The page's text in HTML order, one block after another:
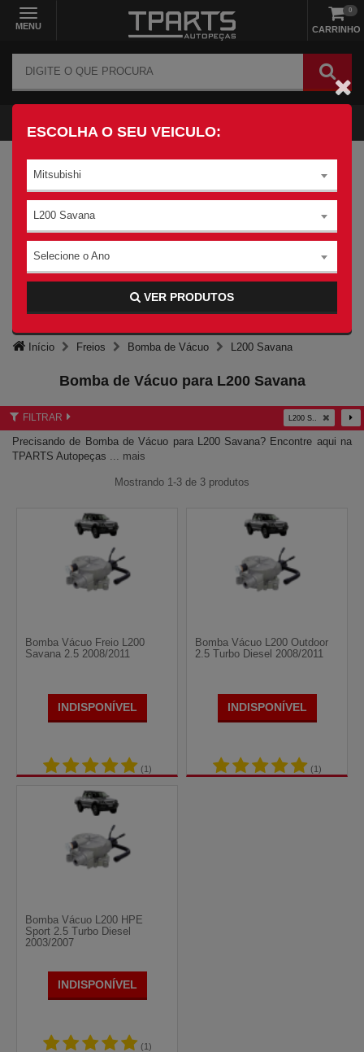
MENU CARRINHO
0
ESCOLHA O SEU VEICULO:
Mitsubishi
L200 Savana
Selecione o Ano
VER PRODUTOS
Início Freios Bomba de Vácuo L200 Savana
Bomba de Vácuo para L200 Savana
FILTRAR L200 S..
Precisando de Bomba de Vácuo para L200 Savana? Encontre aqui na
TPARTS Autopeças ... mais
Mostrando 1-3 de 3 produtos
Bomba Vácuo Freio L200
Savana 2.5 2008/2011
INDISPONÍVEL
(1)
Bomba Vácuo L200 Outdoor
2.5 Turbo Diesel 2008/2011
INDISPONÍVEL
(1)
Bomba Vácuo L200 HPE
Sport 2.5 Turbo Diesel
2003/2007
INDISPONÍVEL
(1)